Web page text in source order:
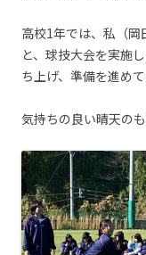
高校1年では、私（
と、球技大会を実施
ち上げ、準備を進め
気持ちの良い晴天の